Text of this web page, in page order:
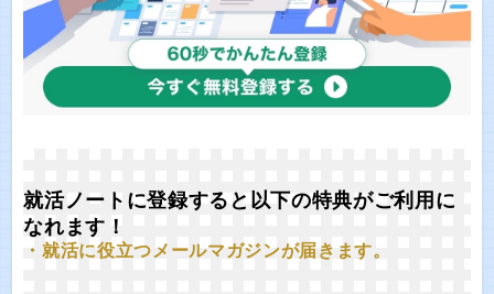
就活ノートに登録すると以下の特典がご利用に
なれます！
・就活に役立つメールマガジンが届きます。